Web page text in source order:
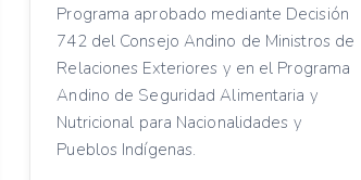
Programa aprobado mediante Decisión
742 del Consejo Andino de Ministros de
Relaciones Exteriores y en el Programa
Andino de Seguridad Alimentaria y
Nutricional para Nacionalidades y
Pueblos Indígenas.